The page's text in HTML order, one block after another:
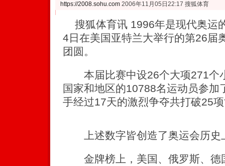
https://2008.sohu.com 2006年11月05日22:17 搜狐体育
搜狐体育讯 1996年是现代奥运
4日在美国亚特兰大举行的第26届
团圆。
本届比赛中设26个大项271个
国家和地区的10788名运动员参加
手经过17天的激烈争夺共打破25
上述数字皆创造了奥运会历史
金牌榜上，美国、俄罗斯、德